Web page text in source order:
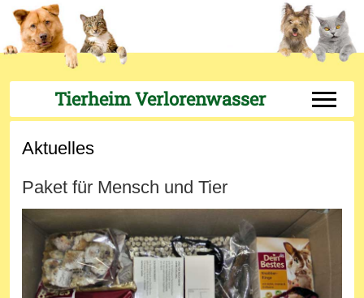
Tierheim Verlorenwasser Off-
Aktuelles
Paket für Mensch und Tier